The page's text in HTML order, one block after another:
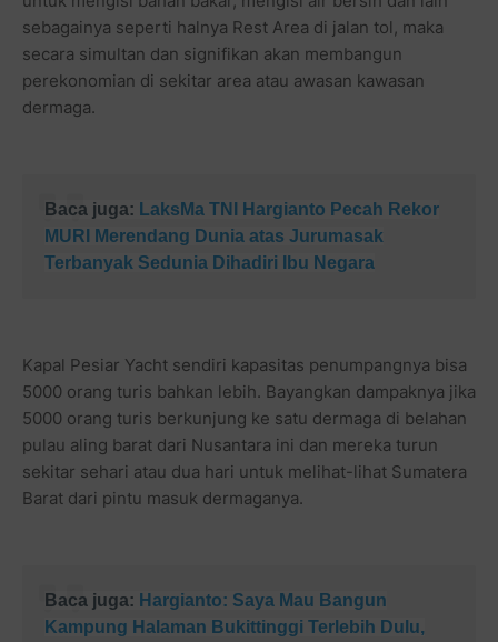
sebagainya seperti halnya Rest Area di jalan tol, maka
secara simultan dan signifikan akan membangun
perekonomian di sekitar area atau awasan kawasan
dermaga.
Baca juga: LaksMa TNI Hargianto Pecah Rekor
MURI Merendang Dunia atas Jurumasak
Terbanyak Sedunia Dihadiri Ibu Negara
Kapal Pesiar Yacht sendiri kapasitas penumpangnya bisa
5000 orang turis bahkan lebih. Bayangkan dampaknya jika
5000 orang turis berkunjung ke satu dermaga di belahan
pulau aling barat dari Nusantara ini dan mereka turun
sekitar sehari atau dua hari untuk melihat-lihat Sumatera
Barat dari pintu masuk dermaganya.
Baca juga: Hargianto: Saya Mau Bangun
Kampung Halaman Bukittinggi Terlebih Dulu,